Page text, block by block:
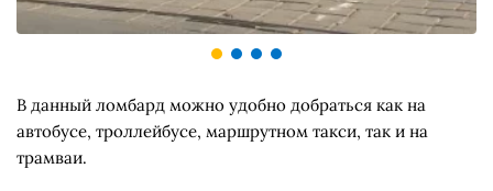
В данный ломбард можно удобно добраться как на
автобусе, троллейбусе, маршрутном такси, так и на
трамваи.